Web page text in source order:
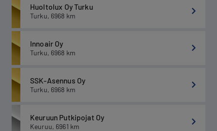
Huoltolux Oy Turku
Turku, 6968 km
Innoair Oy
Turku, 6968 km
SSK-Asennus Oy
Turku, 6968 km
Keuruun Putkipojat Oy
Keuruu, 6961 km